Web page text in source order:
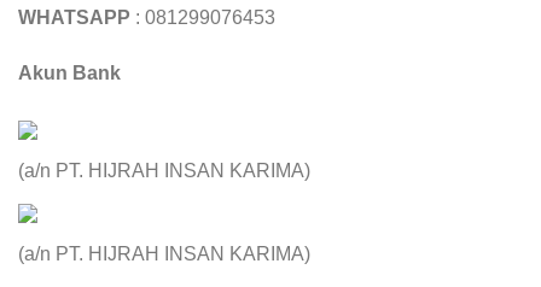
WHATSAPP : 081299076453
Akun Bank
(a/n PT. HIJRAH INSAN KARIMA)
(a/n PT. HIJRAH INSAN KARIMA)